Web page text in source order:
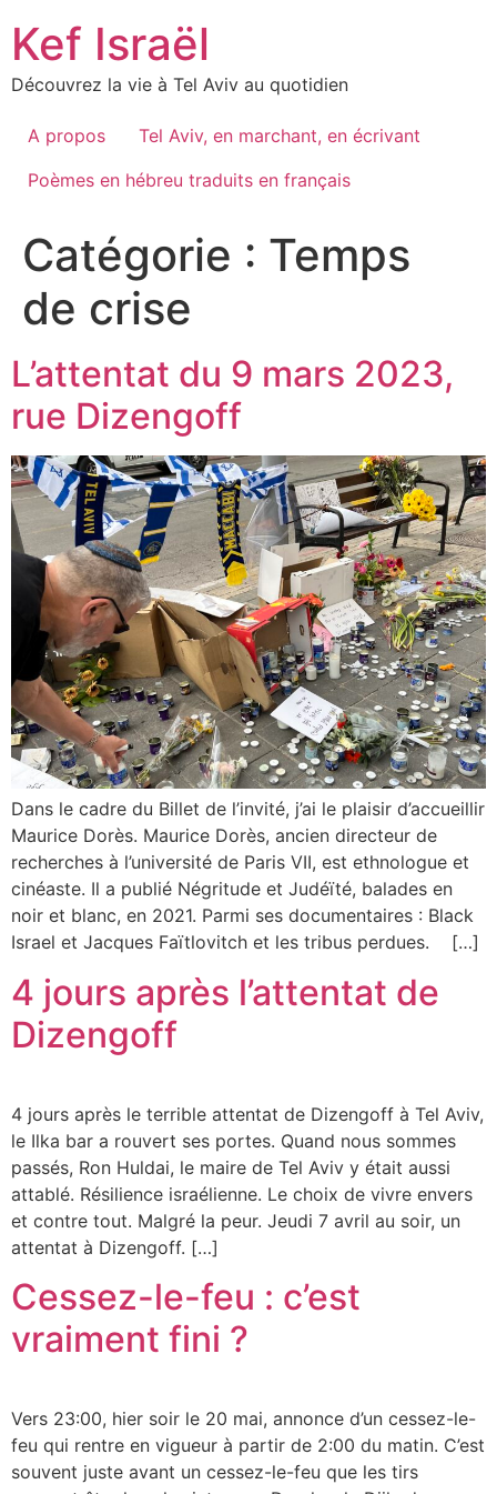
content
Kef Israël
Découvrez la vie à Tel Aviv au quotidien
A propos
Tel Aviv, en marchant, en écrivant
Poèmes en hébreu traduits en français
Catégorie : Temps
de crise
L’attentat du 9 mars 2023,
rue Dizengoff
Dans le cadre du Billet de l’invité, j’ai le plaisir d’accueillir
Maurice Dorès. Maurice Dorès, ancien directeur de
recherches à l’université de Paris VII, est ethnologue et
cinéaste. Il a publié Négritude et Judéïté, balades en
noir et blanc, en 2021. Parmi ses documentaires : Black
Israel et Jacques Faïtlovitch et les tribus perdues. […]
4 jours après l’attentat de
Dizengoff
4 jours après le terrible attentat de Dizengoff à Tel Aviv,
le Ilka bar a rouvert ses portes. Quand nous sommes
passés, Ron Huldai, le maire de Tel Aviv y était aussi
attablé. Résilience israélienne. Le choix de vivre envers
et contre tout. Malgré la peur. Jeudi 7 avril au soir, un
attentat à Dizengoff. […]
Cessez-le-feu : c’est
vraiment fini ?
Vers 23:00, hier soir le 20 mai, annonce d’un cessez-le-
feu qui rentre en vigueur à partir de 2:00 du matin. C’est
souvent juste avant un cessez-le-feu que les tirs